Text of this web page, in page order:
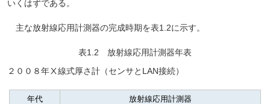
いくはずである。
主な放射線応用計測器の完成時期を表1.2に示す。
表1.2 放射線応用計測器年表
２００８年Ⅹ線式厚さ計（センサとLAN接続）
年代
放射線応用計測器